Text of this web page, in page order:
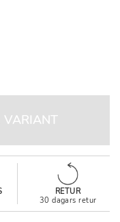
VARIANT
RETUR
30 dagars retur